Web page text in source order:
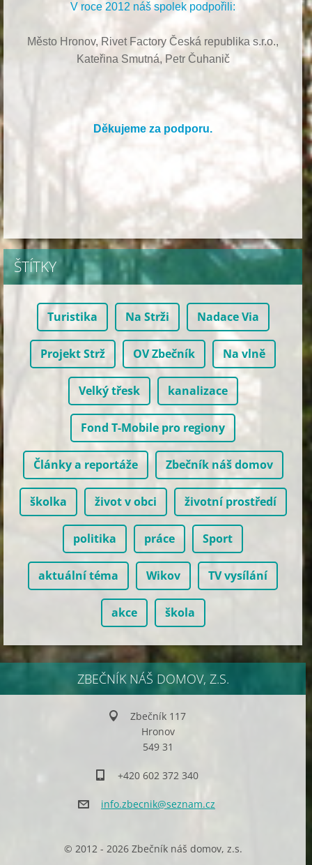
V roce 2012 náš spolek podpořili:
Město Hronov, Rivet Factory Česká republika s.r.o.,
Kateřina Smutná, Petr Čuhanič
Děkujeme za podporu.
ŠTÍTKY
Turistika Na Strži Nadace Via
Projekt Strž OV Zbečník Na vlně
Velký třesk kanalizace
Fond T-Mobile pro regiony
Články a reportáže Zbečník náš domov
školka život v obci životní prostředí
politika práce Sport
aktuální téma Wikov TV vysílání
akce škola
ZBEČNÍK NÁŠ DOMOV, Z.S.
Zbečník 117
Hronov
549 31
+420 602 372 340
info.zbecnik@seznam.cz
© 2012 - 2026 Zbečník náš domov, z.s.